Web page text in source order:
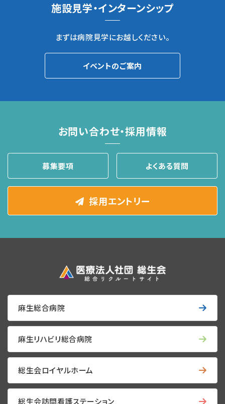
施設見学・インターンシップ
まずは病院見学にお越しください。
イベントのご案内
お問い合わせ・採用情報
募集要項 よくある質問
採用エントリー
麻生総合病院
麻生リハビリ総合病院
総生会ロイヤルホーム
総生会訪問看護ステーション